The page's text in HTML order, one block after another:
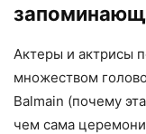
Актеры и актрисы
множеством
Balmain (почему
чем сама